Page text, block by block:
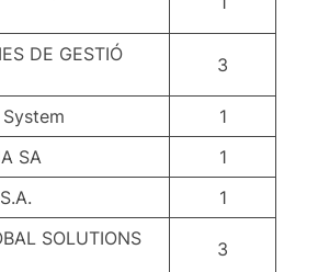
DE GESTIÓ
3
1
SA
1
1
SOLUTIONS
3